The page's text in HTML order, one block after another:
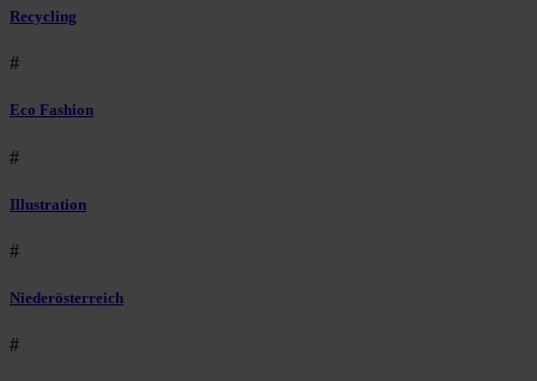
Recycling
#
Eco Fashion
#
Illustration
#
Niederösterreich
#